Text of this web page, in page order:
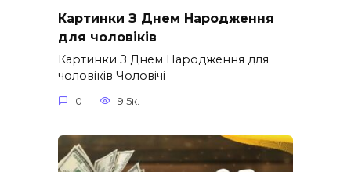
Картинки З Днем Народження
для чоловіків​
Картинки З Днем Народження для
чоловіків​ Чоловічі
0 9.5к.